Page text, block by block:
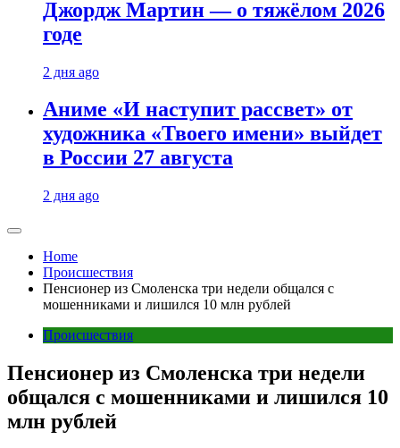
Джордж Мартин — о тяжёлом 2026
годе
2 дня ago
Аниме «И наступит рассвет» от
художника «Твоего имени» выйдет
в России 27 августа
2 дня ago
Home
Происшествия
Пенсионер из Смоленска три недели общался с
мошенниками и лишился 10 млн рублей
Происшествия
Пенсионер из Смоленска три недели
общался с мошенниками и лишился 10
млн рублей